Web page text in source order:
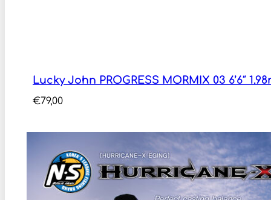
Lucky John PROGRESS MORMIX 03 6’6″
€79,00